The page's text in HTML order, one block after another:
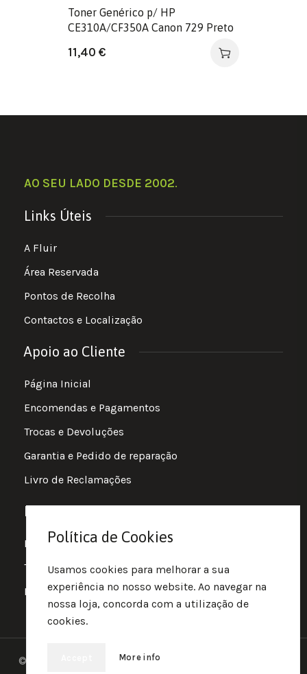
Toner Genérico p/ HP
CE310A/CF350A Canon 729 Preto
11,40 €
AO SEU LADO DESDE 2002.
Links Úteis
A Fluir
Área Reservada
Pontos de Recolha
Contactos e Localização
Apoio ao Cliente
Página Inicial
Encomendas e Pagamentos
Trocas e Devoluções
Garantia e Pedido de reparação
Livro de Reclamações
Informações
Política de Privacidade
Termos e Condições
Política de Cookies
© 2025 • Fluir • Theme designed Quotidian Effects and
Política de Cookies
Usamos cookies para melhorar a sua
experiência no nosso website. Ao navegar na
nossa loja, concorda com a utilização de
cookies.
More info